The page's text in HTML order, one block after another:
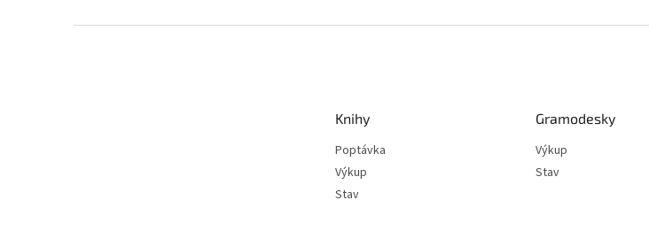
Knihy
Poptávka
Výkup
Stav
Gramodesky
Výkup
Stav